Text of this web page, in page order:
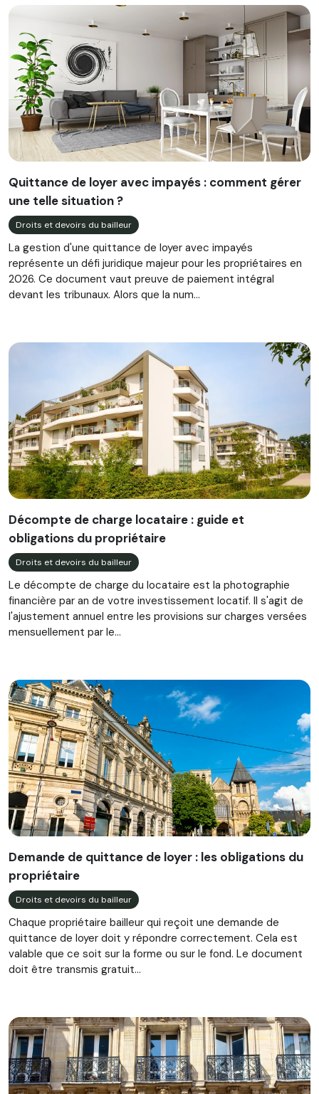
Quittance de loyer avec impayés : comment gérer
une telle situation ?
Droits et devoirs du bailleur
La gestion d'une quittance de loyer avec impayés
représente un défi juridique majeur pour les propriétaires en
2026. Ce document vaut preuve de paiement intégral
devant les tribunaux. Alors que la num...
Décompte de charge locataire : guide et
obligations du propriétaire
Droits et devoirs du bailleur
Le décompte de charge du locataire est la photographie
financière par an de votre investissement locatif. Il s'agit de
l'ajustement annuel entre les provisions sur charges versées
mensuellement par le...
Demande de quittance de loyer : les obligations du
propriétaire
Droits et devoirs du bailleur
Chaque propriétaire bailleur qui reçoit une demande de
quittance de loyer doit y répondre correctement. Cela est
valable que ce soit sur la forme ou sur le fond. Le document
doit être transmis gratuit...